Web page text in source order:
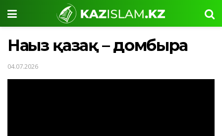
Нағыз қазақ – домбыра
04.07.2026